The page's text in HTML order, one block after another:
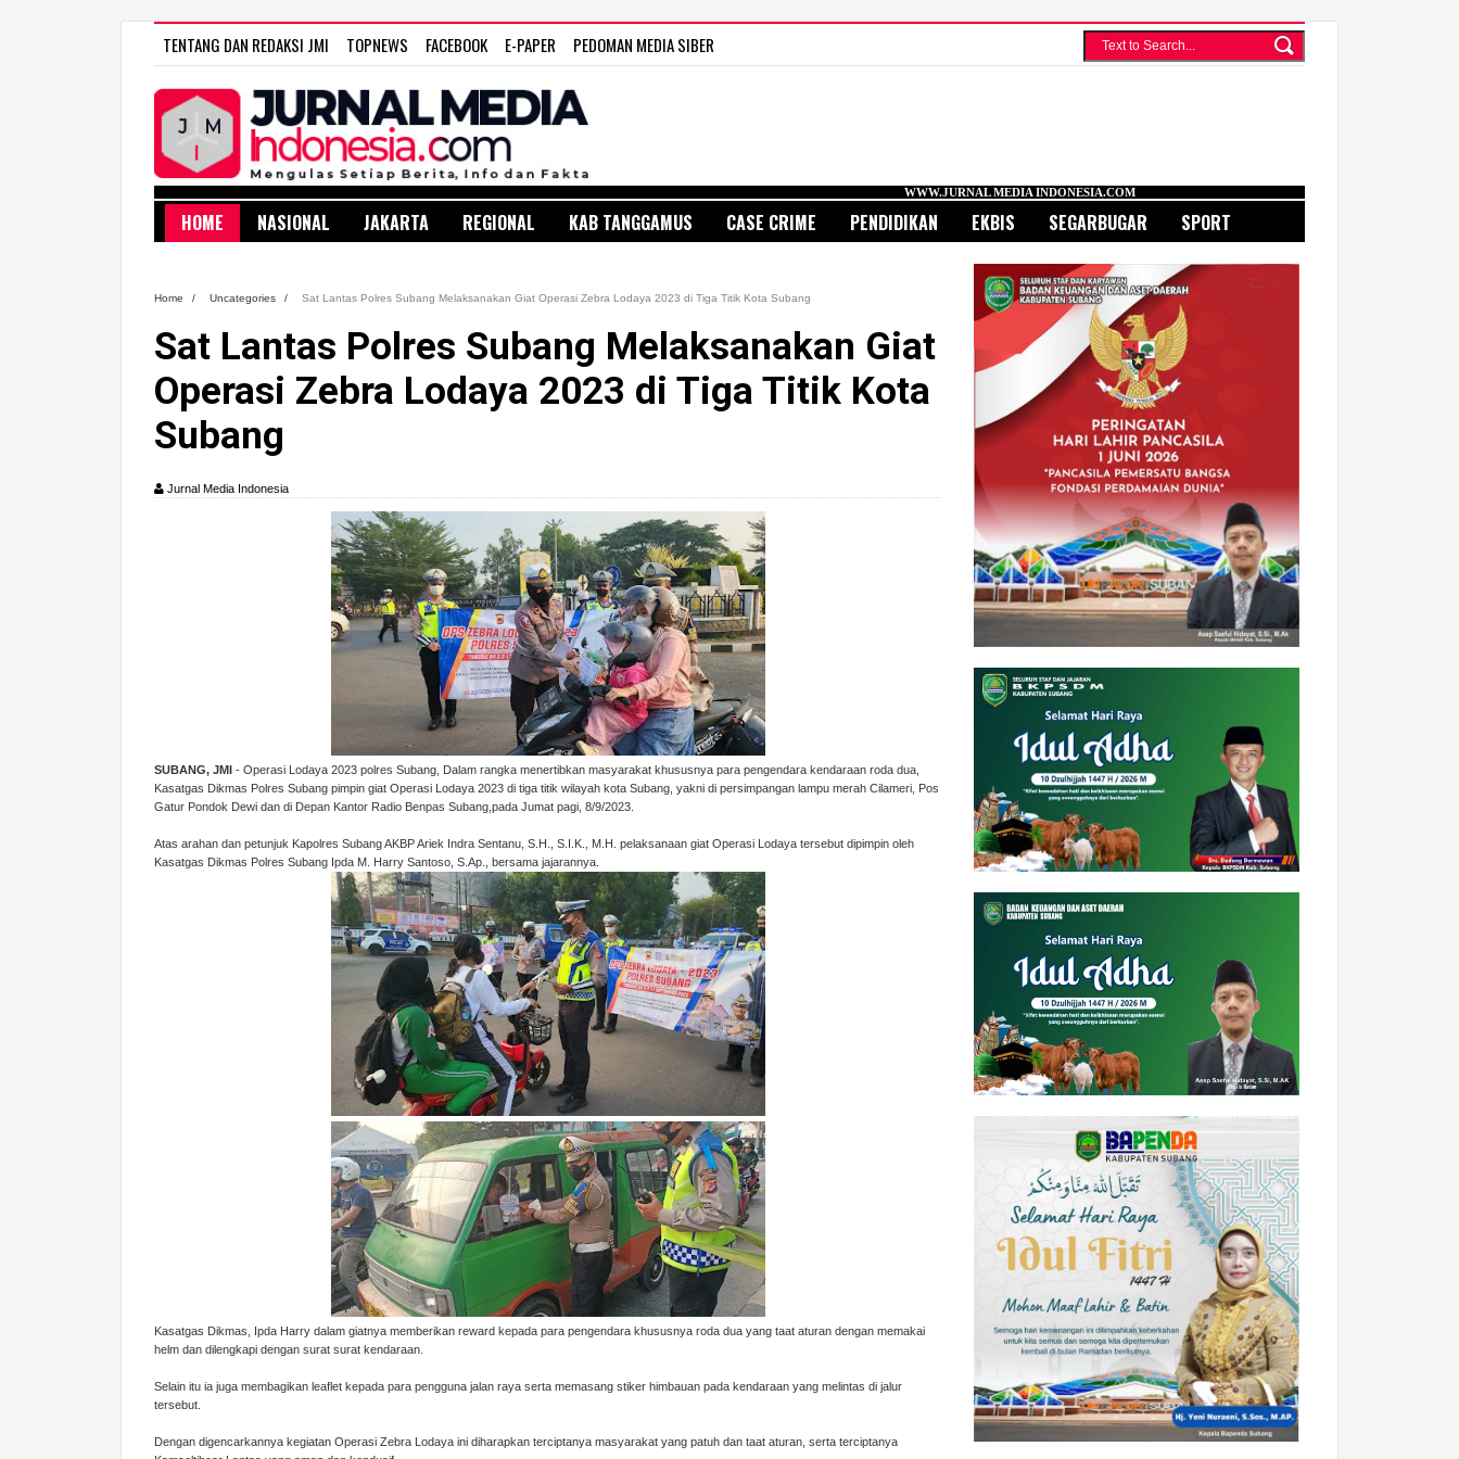
TENTANG DAN REDAKSI JMI TOPNEWS FACEBOOK E-PAPER PEDOMAN MEDIA SIBER
WWW.JURNAL MEDIA INDONESIA.COM
HOME NASIONAL JAKARTA REGIONAL KAB TANGGAMUS CASE CRIME PENDIDIKAN EKBIS SEGARBUGAR SPORT
Home / Uncategories / Sat Lantas Polres Subang Melaksanakan Giat Operasi Zebra Lodaya 2023 di Tiga Titik Kota Subang
Sat Lantas Polres Subang Melaksanakan Giat
Operasi Zebra Lodaya 2023 di Tiga Titik Kota
Subang
Jurnal Media Indonesia
SUBANG, JMI - Operasi Lodaya 2023 polres Subang, Dalam rangka menertibkan masyarakat khususnya para pengendara kendaraan roda dua,
Kasatgas Dikmas Polres Subang pimpin giat Operasi Lodaya 2023 di tiga titik wilayah kota Subang, yakni di persimpangan lampu merah Cilameri, Pos
Gatur Pondok Dewi dan di Depan Kantor Radio Benpas Subang,pada Jumat pagi, 8/9/2023.
Atas arahan dan petunjuk Kapolres Subang AKBP Ariek Indra Sentanu, S.H., S.I.K., M.H. pelaksanaan giat Operasi Lodaya tersebut dipimpin oleh
Kasatgas Dikmas Polres Subang Ipda M. Harry Santoso, S.Ap., bersama jajarannya.
Kasatgas Dikmas, Ipda Harry dalam giatnya memberikan reward kepada para pengendara khususnya roda dua yang taat aturan dengan memakai
helm dan dilengkapi dengan surat surat kendaraan.
Selain itu ia juga membagikan leaflet kepada para pengguna jalan raya serta memasang stiker himbauan pada kendaraan yang melintas di jalur
tersebut.
Dengan digencarkannya kegiatan Operasi Zebra Lodaya ini diharapkan terciptanya masyarakat yang patuh dan taat aturan, serta terciptanya